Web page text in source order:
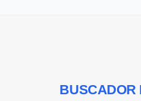
BUSCADOR